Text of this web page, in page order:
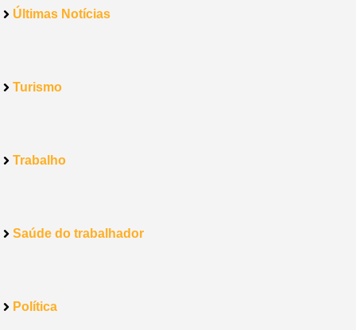
Últimas Notícias
Turismo
Trabalho
Saúde do trabalhador
Política